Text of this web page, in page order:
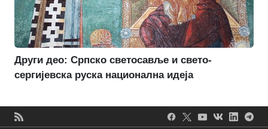
Други део: Српско светосавље и свето-
сергијевска руска национална идеја